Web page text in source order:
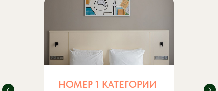
НОМЕР 1 КАТЕГОРИИ